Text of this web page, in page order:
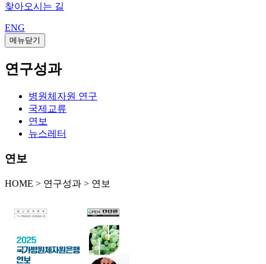
찾아오시는 길
ENG
메뉴닫기
연구성과
병원체자원 연구
국제교류
연보
뉴스레터
연보
HOME > 연구성과 > 연보